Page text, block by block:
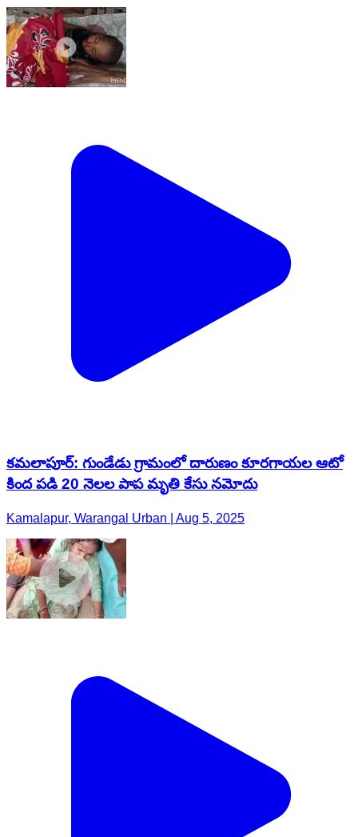
కమలాపూర్: గుండేడు గ్రామంలో దారుణం కూరగాయల ఆటో
కింద పడి 20 నెలల పాప మృతి కేసు నమోదు
Kamalapur, Warangal Urban | Aug 5, 2025